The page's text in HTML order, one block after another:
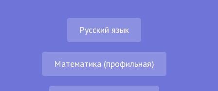
Русский язык
Математика (профильная)